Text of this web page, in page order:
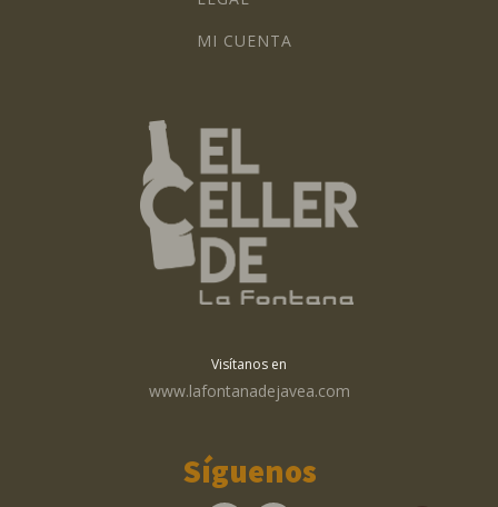
MI CUENTA
Visítanos en
www.lafontanadejavea.com
Síguenos